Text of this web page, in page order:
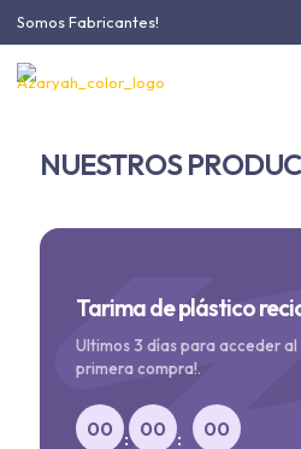
Somos Fabricantes!
NUESTROS
Tarima de plástico
Ultimos 3 días para acceder
primera compra!.
00 : 00 :
00